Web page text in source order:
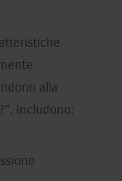
alla
Includono: